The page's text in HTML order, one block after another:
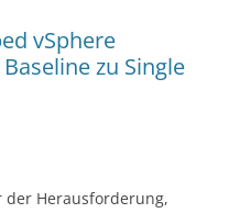
vSphere
zu Single
der Herausforderung,